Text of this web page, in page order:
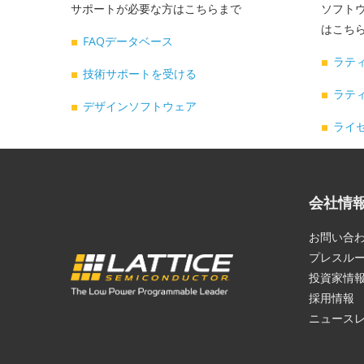
サポートが必要な方はこちらまで
FAQデータベース
技術サポートを受ける
デザインソフトウェア
ソフト
はこち
ラテ
ラテ
ライ
会社情
お問い合
プレスル
投資家情
採用情報
ニュース